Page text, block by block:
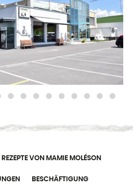
REZEPTE VON MAMIE MOLÉSON
BESCHÄFTIGUNG